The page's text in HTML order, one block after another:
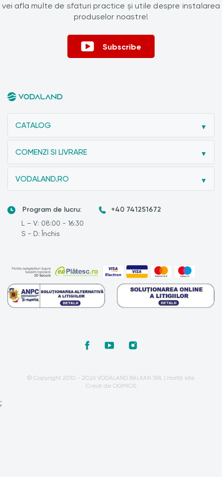
vei afla multe de sfaturi practice și utile despre instalarea
produselor noastre!
Subscribe
CATALOG
COMENZI SI LIVRARE
VODALAND.RO
Program de lucru:
L – V: 08:00 - 16:30
S - D: Închis
+40 741251672
© Copyright 2010 - 2026 VODALAND BALKAN SRL | Hartă site
Creat de OGMIOS
;